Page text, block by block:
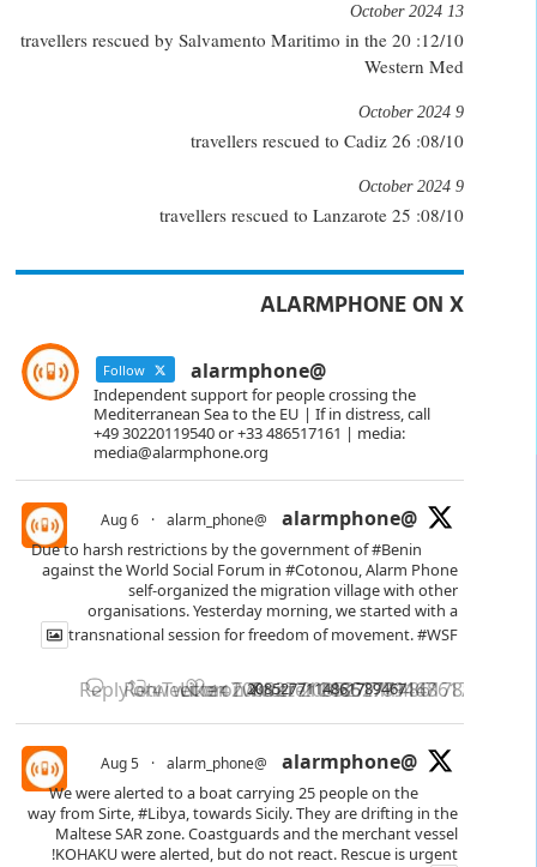
12/10: 20 travellers rescued by Salvamento Maritimo in the
Western Med
13 October 2024
08/10: 26 travellers rescued to Cadiz
9 October 2024
08/10: 25 travellers rescued to Lanzarote
9 October 2024
ALARMPHONE ON X
@alarmphone
Independent support for people crossing the
Mediterranean Sea to the EU | If in distress, call
+49 30220119540 or +33 486517161 | media:
media@alarmphone.org
@alarmphone
@alarm_phone
·
6 Aug
Due to harsh restrictions by the government of#Benin
against the World Social Forum in #Cotonou, Alarm Phone
self-organized the migration village with other
organisations. Yesterday morning, we started with a
transnational session for freedom of movement.#WSF
Reply on Twitter 2085277114861789467
Retweet on Twitter 2085277114861789467
4 Like on Twitter 2085277114861789467
14 X
2085277114861789467
@alarmphone
@alarm_phone
·
5 Aug
We were alerted to a boat carrying 25 people on the
way from Sirte,#Libya, towards Sicily. They are drifting in the
Maltese SAR zone. Coastguards and the merchant vessel
KOHAKU were alerted, but do not react. Rescue is urgent!